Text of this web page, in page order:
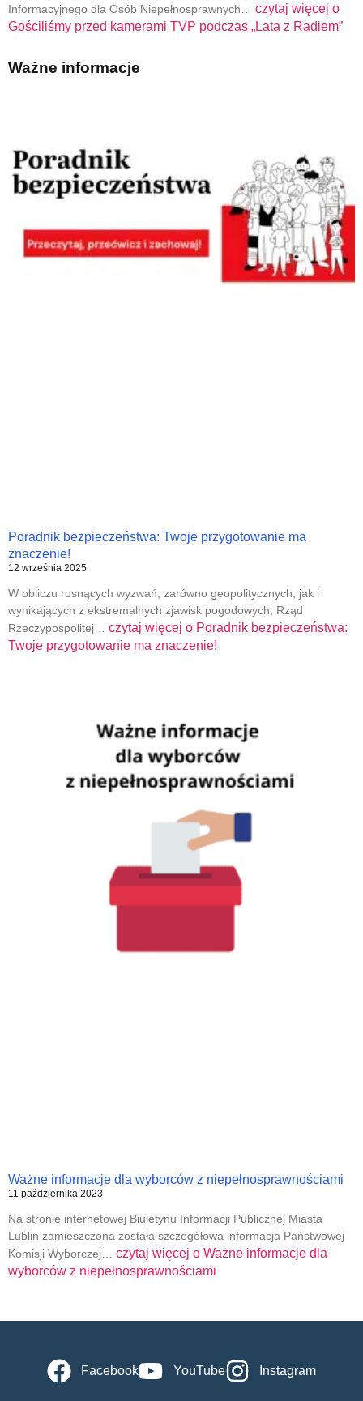
Informacyjnego dla Osób Niepełnosprawnych… czytaj więcej o
Gościliśmy przed kamerami TVP podczas „Lata z Radiem”
Ważne informacje
Poradnik bezpieczeństwa: Twoje przygotowanie ma
znaczenie!
12 września 2025
W obliczu rosnących wyzwań, zarówno geopolitycznych, jak i
wynikających z ekstremalnych zjawisk pogodowych, Rząd
Rzeczypospolitej… czytaj więcej o Poradnik bezpieczeństwa:
Twoje przygotowanie ma znaczenie!
Ważne informacje dla wyborców z niepełnosprawnościami
11 października 2023
Na stronie internetowej Biuletynu Informacji Publicznej Miasta
Lublin zamieszczona została szczegółowa informacja Państwowej
Komisji Wyborczej… czytaj więcej o Ważne informacje dla
wyborców z niepełnosprawnościami
Facebook YouTube Instagram